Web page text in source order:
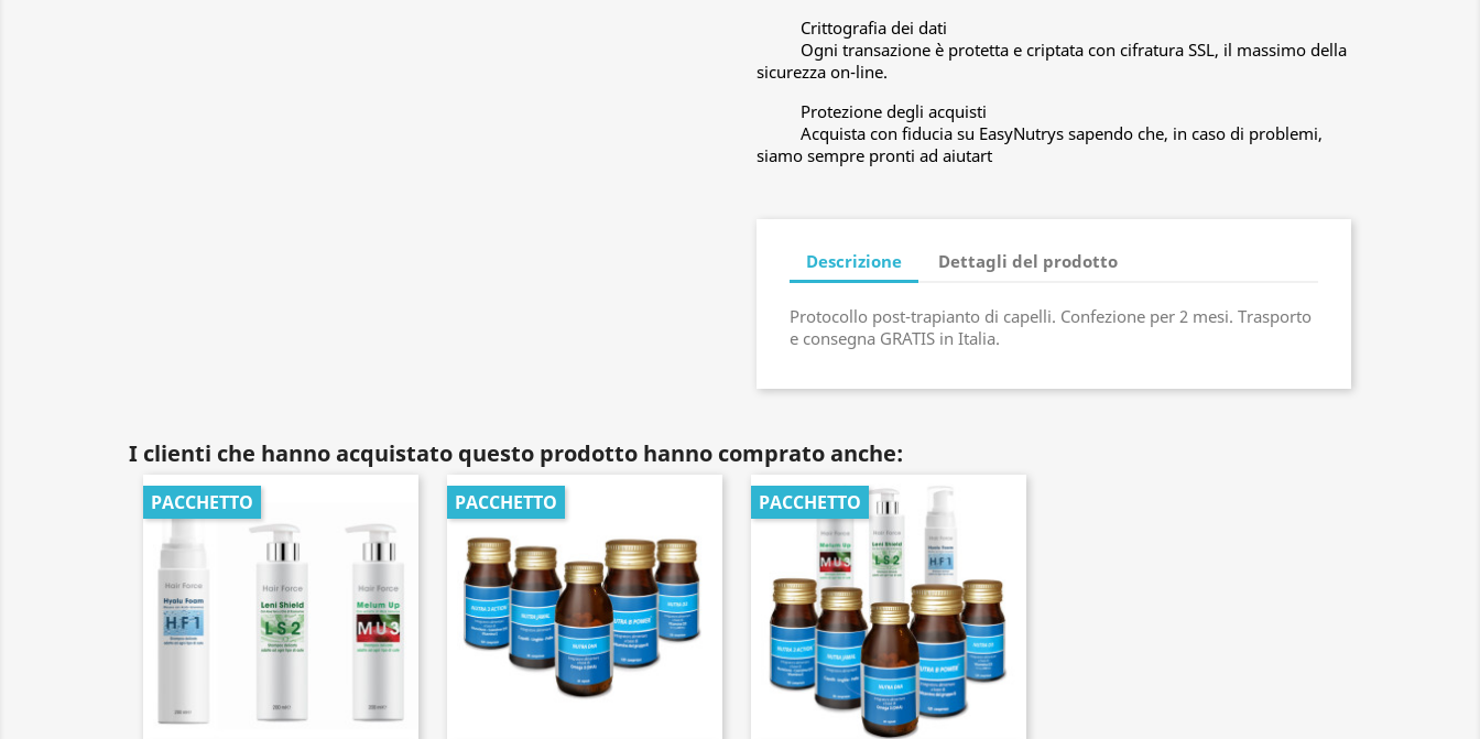
Crittografia dei dati
Ogni transazione è protetta e criptata con cifratura SSL, il massimo della
sicurezza on-line.
Protezione degli acquisti
Acquista con fiducia su EasyNutrys sapendo che, in caso di problemi,
siamo sempre pronti ad aiutart
Descrizione Dettagli del prodotto
Protocollo post-trapianto di capelli. Confezione per 2 mesi. Trasporto
e consegna GRATIS in Italia.
I clienti che hanno acquistato questo prodotto hanno comprato anche:
PACCHETTO PACCHETTO PACCHETTO